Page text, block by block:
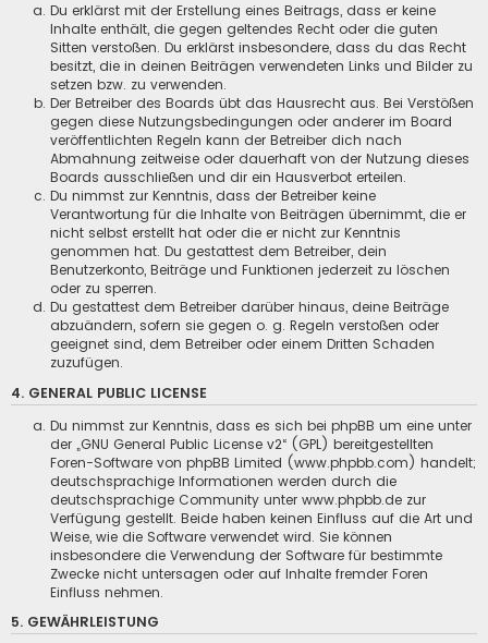
Du erklärst mit der Erstellung eines Beitrags, dass er keine
Inhalte enthält, die gegen geltendes Recht oder die guten
Sitten verstoßen. Du erklärst insbesondere, dass du das Recht
besitzt, die in deinen Beiträgen verwendeten Links und Bilder zu
setzen bzw. zu verwenden.
Der Betreiber des Boards übt das Hausrecht aus. Bei Verstößen
gegen diese Nutzungsbedingungen oder anderer im Board
veröffentlichten Regeln kann der Betreiber dich nach
Abmahnung zeitweise oder dauerhaft von der Nutzung dieses
Boards ausschließen und dir ein Hausverbot erteilen.
Du nimmst zur Kenntnis, dass der Betreiber keine
Verantwortung für die Inhalte von Beiträgen übernimmt, die er
nicht selbst erstellt hat oder die er nicht zur Kenntnis
genommen hat. Du gestattest dem Betreiber, dein
Benutzerkonto, Beiträge und Funktionen jederzeit zu löschen
oder zu sperren.
Du gestattest dem Betreiber darüber hinaus, deine Beiträge
abzuändern, sofern sie gegen o. g. Regeln verstoßen oder
geeignet sind, dem Betreiber oder einem Dritten Schaden
zuzufügen.
4. GENERAL PUBLIC LICENSE
Du nimmst zur Kenntnis, dass es sich bei phpBB um eine unter
der „GNU General Public License v2“ (GPL) bereitgestellten
Foren-Software von phpBB Limited (www.phpbb.com) handelt;
deutschsprachige Informationen werden durch die
deutschsprachige Community unter www.phpbb.de zur
Verfügung gestellt. Beide haben keinen Einfluss auf die Art und
Weise, wie die Software verwendet wird. Sie können
insbesondere die Verwendung der Software für bestimmte
Zwecke nicht untersagen oder auf Inhalte fremder Foren
Einfluss nehmen.
5. GEWÄHRLEISTUNG